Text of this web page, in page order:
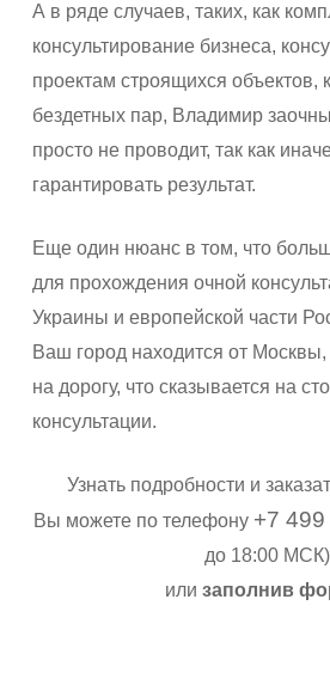
А в ряде случаев, таких, как
консультирование бизнеса,
проектам строящихся объектов,
бездетных пар, Владимир
просто не проводит, так как
гарантировать результат.
Еще один нюанс в том, что
для прохождения очной
Украины и европейской части
Ваш город находится от
на дорогу, что сказывается на
консультации.
Узнать подробности и
Вы можете по телефону +7
до 18:00 МСК)
илизаполнив